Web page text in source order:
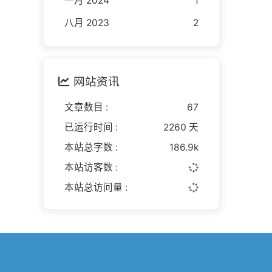
八月 2023
2
网站资讯
文章数目 :
67
已运行时间 :
2260 天
本站总字数 :
186.9k
本站访客数 :
本站总访问量 :